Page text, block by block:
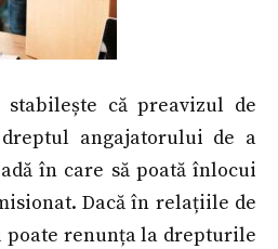
că preavizul de
angajatorului de a
în care să poată înlocui
Dacă în relațiile de
poate renunța la drepturile